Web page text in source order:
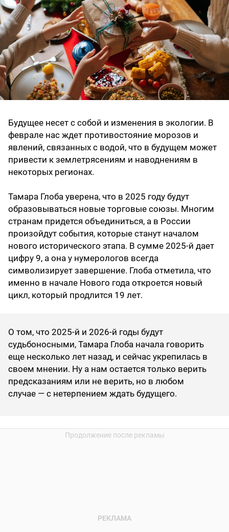
Будущее несет с собой и изменения в экологии. В
феврале нас ждет противостояние морозов и
явлений, связанных с водой, что в будущем может
привести к землетрясениям и наводнениям в
некоторых регионах.
Тамара Глоба уверена, что в 2025 году будут
образовываться новые торговые союзы. Многим
странам придется объединиться, а в России
произойдут события, которые станут началом
нового исторического этапа. В сумме 2025-й дает
цифру 9, а она у нумерологов всегда
символизирует завершение. Глоба отметила, что
именно в начале Нового года откроется новый
цикл, который продлится 19 лет.
О том, что 2025-й и 2026-й годы будут
судьбоносными, Тамара Глоба начала говорить
еще несколько лет назад, и сейчас укрепилась в
своем мнении. Ну а нам остается только верить
предсказаниям или не верить, но в любом
случае — с нетерпением ждать будущего.